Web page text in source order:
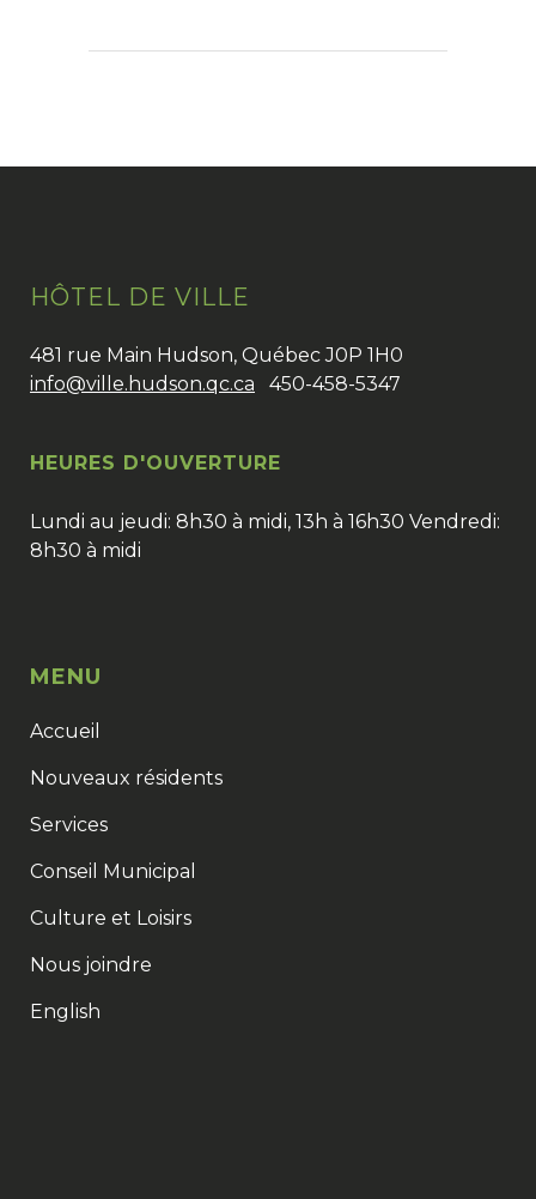
HÔTEL DE VILLE
481 rue Main Hudson, Québec J0P 1H0
info@ville.hudson.qc.ca 450-458-5347
HEURES D'OUVERTURE
Lundi au jeudi: 8h30 à midi, 13h à 16h30 Vendredi:
8h30 à midi
MENU
Accueil
Nouveaux résidents
Services
Conseil Municipal
Culture et Loisirs
Nous joindre
English